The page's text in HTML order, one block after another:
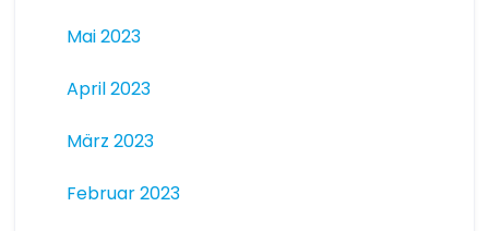
Mai 2023
April 2023
März 2023
Februar 2023